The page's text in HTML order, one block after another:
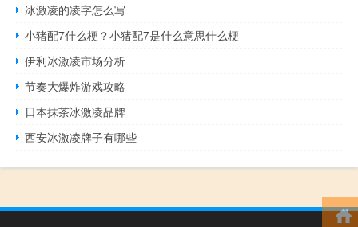
冰激凌的凌字怎么写
小猪配7什么梗？小猪配7是什么意思什么梗
伊利冰激凌市场分析
节奏大爆炸游戏攻略
日本抹茶冰激凌品牌
西安冰激凌牌子有哪些